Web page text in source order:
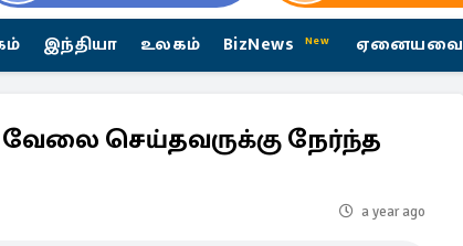
இந்தியா உலகம் BizNews New ஏனையவை
செய்தவருக்கு நேர்ந்த
a year ago